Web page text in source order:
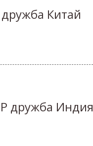
Китай
дружба Индия